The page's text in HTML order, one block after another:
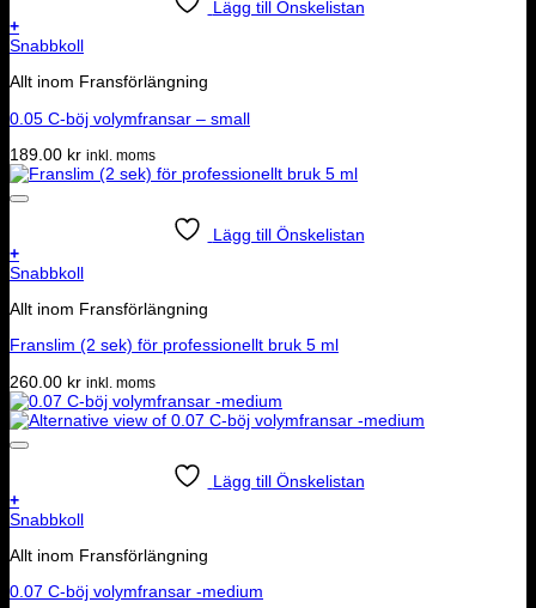
Lägg till Önskelistan
+
Snabbkoll
Allt inom Fransförlängning
0.05 C-böj volymfransar – small
189.00 kr inkl. moms
Lägg till Önskelistan
+
Snabbkoll
Allt inom Fransförlängning
Franslim (2 sek) för professionellt bruk 5 ml
260.00 kr inkl. moms
Lägg till Önskelistan
+
Snabbkoll
Allt inom Fransförlängning
0.07 C-böj volymfransar -medium